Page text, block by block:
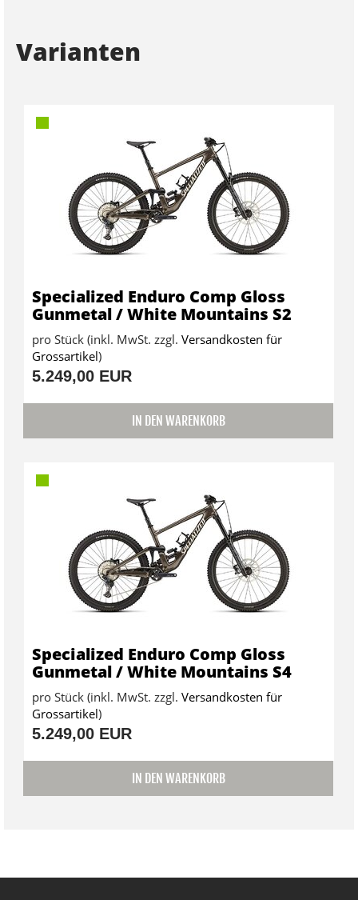
Varianten
Specialized Enduro Comp Gloss
Gunmetal / White Mountains S2
pro Stück (inkl. MwSt. zzgl. Versandkosten für
Grossartikel)
5.249,00 EUR
IN DEN WARENKORB
Specialized Enduro Comp Gloss
Gunmetal / White Mountains S4
pro Stück (inkl. MwSt. zzgl. Versandkosten für
Grossartikel)
5.249,00 EUR
IN DEN WARENKORB